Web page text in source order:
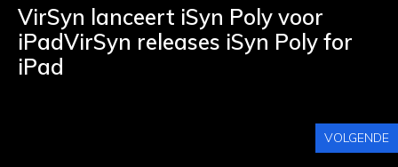
VirSyn lanceert iSyn Poly voor
iPadVirSyn releases iSyn Poly for
iPad
VOLGENDE